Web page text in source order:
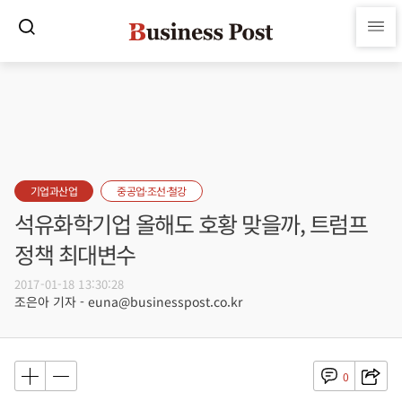
기업과산업 중공업·조선·철강
석유화학기업 올해도 호황 맞을까, 트럼프
정책 최대변수
2017-01-18 13:30:28
조은아 기자 - euna@businesspost.co.kr
0